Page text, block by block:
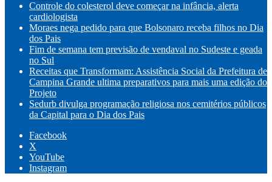
Controle do colesterol deve começar na infância, alerta
cardiologista
Moraes nega pedido para que Bolsonaro receba filhos no Dia
dos Pais
Fim de semana tem previsão de vendaval no Sudeste e geada
no Sul
Receitas que Transformam: Assistência Social da Prefeitura de
Campina Grande ultima preparativos para mais uma edição do
Projeto
Sedurb divulga programação religiosa nos cemitérios públicos
da Capital para o Dia dos Pais
Facebook
X
YouTube
Instagram